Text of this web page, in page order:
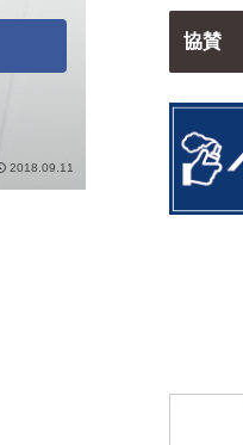
2018.09.11
協賛